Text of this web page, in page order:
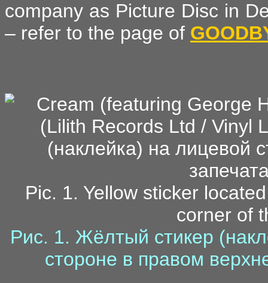
company as Picture Disc in
– refer to the page of
Pic. 1. Yellow sticker
corner of
Рис. 1. Жёлтый стикер
стороне в правом